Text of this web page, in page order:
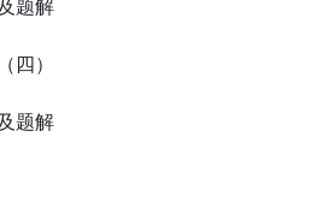
题解
四）
题解